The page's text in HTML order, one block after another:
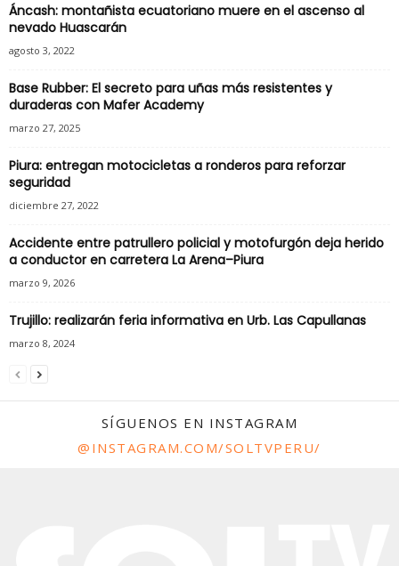
Áncash: montañista ecuatoriano muere en el ascenso al
nevado Huascarán
agosto 3, 2022
Base Rubber: El secreto para uñas más resistentes y
duraderas con Mafer Academy
marzo 27, 2025
Piura: entregan motocicletas a ronderos para reforzar
seguridad
diciembre 27, 2022
Accidente entre patrullero policial y motofurgón deja herido
a conductor en carretera La Arena–Piura
marzo 9, 2026
Trujillo: realizarán feria informativa en Urb. Las Capullanas
marzo 8, 2024
SÍGUENOS EN INSTAGRAM
@INSTAGRAM.COM/SOLTVPERU/